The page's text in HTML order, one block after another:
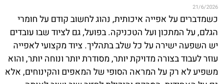
21/6/2026
כשמדברים על אפייה איכותית, נהוג לחשוב קודם על חומרי
הגלם, על המתכון ועל הטכניקה. בפועל, גם לציוד שבו עובדים
יש השפעה ישירה על כל שלב בתהליך. ציוד מקצועי לאפייה
עוזר לעבוד בצורה מדויקת יותר, מסודרת יותר ונוחה יותר, והוא
משפיע לא רק על המראה הסופי של המאפים והקינוחים, אלא